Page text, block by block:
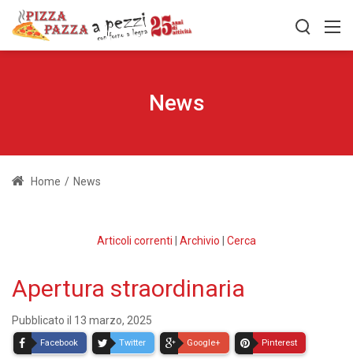
News
Home / News
Articoli correnti Archivio Cerca
Apertura straordinaria
Pubblicato il 13 marzo, 2025
Facebook Twitter Google+ Pinterest